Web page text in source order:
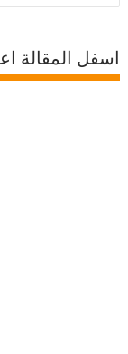
اسفل المقالة